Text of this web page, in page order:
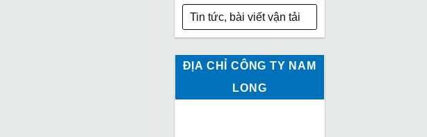
Tin tức, bài viết vận tải
ĐỊA CHỈ CÔNG TY NAM
LONG